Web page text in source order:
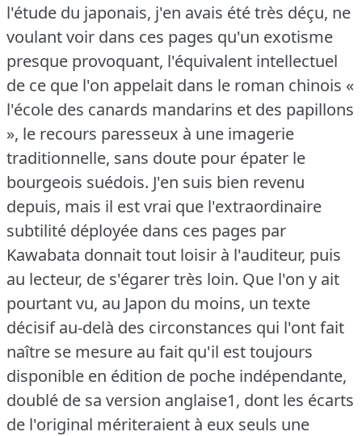
l'étude du japonais, j'en avais été très déçu, ne
voulant voir dans ces pages qu'un exotisme
presque provoquant, l'équivalent intellectuel
de ce que l'on appelait dans le roman chinois «
l'école des canards mandarins et des papillons
», le recours paresseux à une imagerie
traditionnelle, sans doute pour épater le
bourgeois suédois. J'en suis bien revenu
depuis, mais il est vrai que l'extraordinaire
subtilité déployée dans ces pages par
Kawabata donnait tout loisir à l'auditeur, puis
au lecteur, de s'égarer très loin. Que l'on y ait
pourtant vu, au Japon du moins, un texte
décisif au-delà des circonstances qui l'ont fait
naître se mesure au fait qu'il est toujours
disponible en édition de poche indépendante,
doublé de sa version anglaise1, dont les écarts
de l'original mériteraient à eux seuls une